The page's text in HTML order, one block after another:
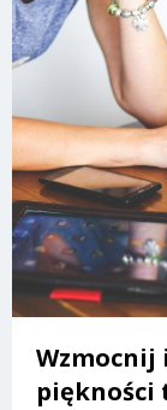
Wzmocnij
piękności